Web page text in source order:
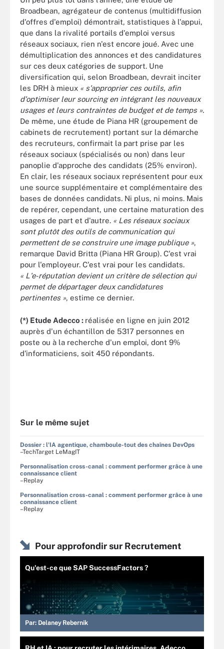
Broadbean, agrégateur de contenus (multidiffusion
d'offres d'emploi) démontrait, statistiques à l'appui,
que dans la rivalité portails d'emploi versus
réseaux sociaux, rien n'est encore joué. Avec une
démultiplication des annonces et des candidatures
sur ces deux catégories de support. Une
diversification qui, selon Broadbean, devrait inciter
les DRH à mieux « s'approprier ces outils, afin
d'optimiser leur sourcing en intégrant les nouveaux
usages et leurs contraintes de budget et de temps ».
De même, une étude de Piana HR (groupement de
cabinets de recrutement) portant sur la démarche
des recruteurs, confirmait la part prise par les
réseaux sociaux (spécialisés ou non) dans leur
panoplie d'approche des candidats (25% environ).
En clair, les réseaux sociaux représentent pour eux
une source supplémentaire et complémentaire des
bases de données candidats. Ni plus, ni moins. Mais
de repérer, cependant, une certaine maturation des
usages de part et d'autre. « Les réseaux sociaux
sont plutôt des outils de communication qui
permettent de se construire une image publique »,
remarque David Britta (Piana HR Group). C'est vrai
pour l'employeur. C'est vrai pour les candidats.
« L'e-réputation devient un critère de sélection qui
permet de départager deux candidatures
pertinentes », estime ce dernier.
(*) Etude Adecco : réalisée en ligne en juin 2012
auprès d'un échantillon de 5317 personnes en
poste ou à la recherche d'un emploi, dont 9%
d'informaticiens, soit 450 répondants.
Sur le même sujet
Dossier : l'IA agentique, chamboule-tout des chaînes DevOps
–TechTarget LeMagIT
Personnalisation cross-canal : comment performer grâce à une
connaissance client
–Replay
Personnalisation cross-canal : comment performer grâce à une
connaissance client
–Replay
Pour approfondir sur Recrutement
Qu'est-ce que SAP SuccessFactors ?
Par: Delaney Rebernik